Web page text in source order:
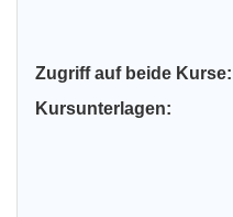
Zugriff auf beide Kurse:
Kursunterlagen: